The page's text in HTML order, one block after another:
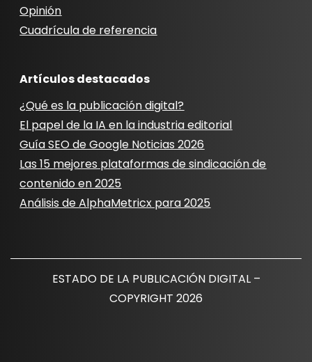
Opinión
Cuadrícula de referencia
Artículos destacados
¿Qué es la publicación digital?
El papel de la IA en la industria editorial
Guía SEO de Google Noticias 2026
Las 15 mejores plataformas de sindicación de
contenido en 2025
Análisis de AlphaMetricx para 2025
ESTADO DE LA PUBLICACIÓN DIGITAL –
COPYRIGHT 2026